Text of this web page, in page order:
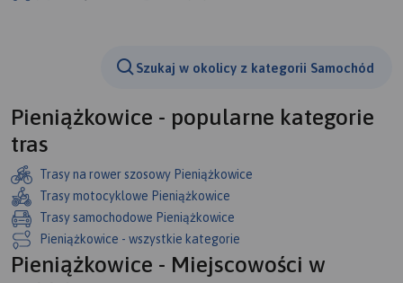
Szukaj w okolicy z kategorii Samochód
Pieniążkowice - popularne kategorie
tras
Trasy na rower szosowy Pieniążkowice
Trasy motocyklowe Pieniążkowice
Trasy samochodowe Pieniążkowice
Pieniążkowice - wszystkie kategorie
Pieniążkowice - Miejscowości w